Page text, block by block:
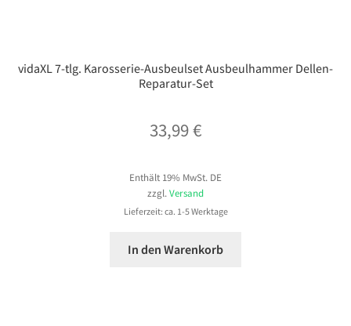
vidaXL 7-tlg. Karosserie-Ausbeulset Ausbeulhammer Dellen-
Reparatur-Set
33,99€
Enthält 19% MwSt. DE
zzgl.Versand
Lieferzeit: ca. 1-5 Werktage
In den Warenkorb